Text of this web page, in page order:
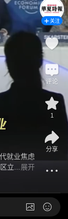
就业焦虑
立...
展开
关注
评论
1
分享